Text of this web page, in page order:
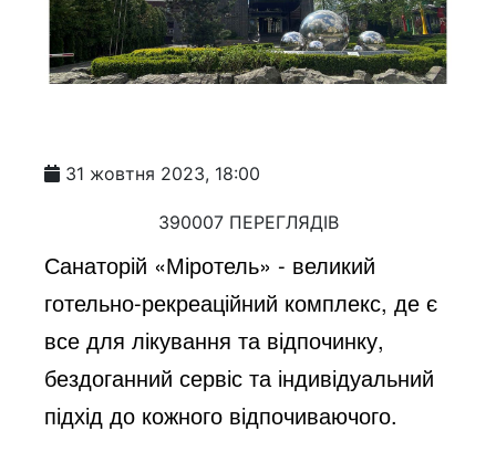
31 жовтня 2023, 18:00
390007 ПЕРЕГЛЯДІВ
Санаторій «Міротель» - великий
готельно-рекреаційний комплекс, де є
все для лікування та відпочинку,
бездоганний сервіс та індивідуальний
підхід до кожного відпочиваючого.